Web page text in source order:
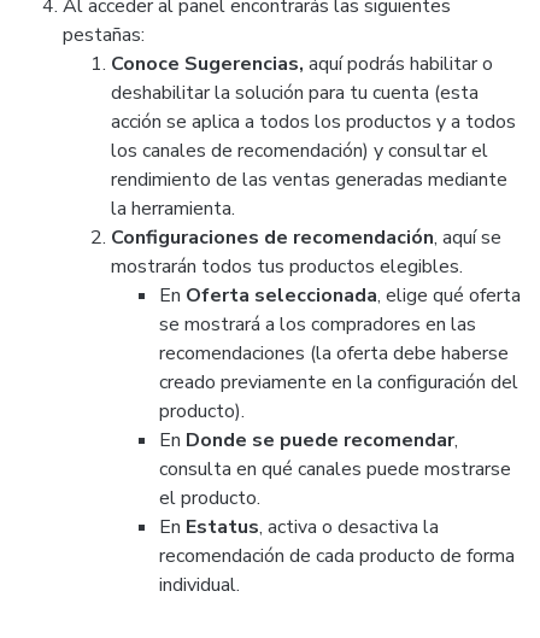
Al acceder al panel encontrarás las siguientes
pestañas:
Conoce Sugerencias, aquí podrás habilitar o
deshabilitar la solución para tu cuenta (esta
acción se aplica a todos los productos y a todos
los canales de recomendación) y consultar el
rendimiento de las ventas generadas mediante
la herramienta.
Configuraciones de recomendación, aquí se
mostrarán todos tus productos elegibles.
En Oferta seleccionada, elige qué oferta
se mostrará a los compradores en las
recomendaciones (la oferta debe haberse
creado previamente en la configuración del
producto).
En Donde se puede recomendar,
consulta en qué canales puede mostrarse
el producto.
En Estatus, activa o desactiva la
recomendación de cada producto de forma
individual.